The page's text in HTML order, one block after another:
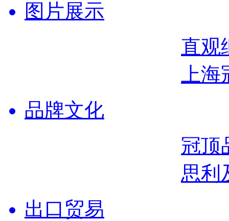
图片展示
直观
上
品牌文化
冠顶
思利
出口贸易